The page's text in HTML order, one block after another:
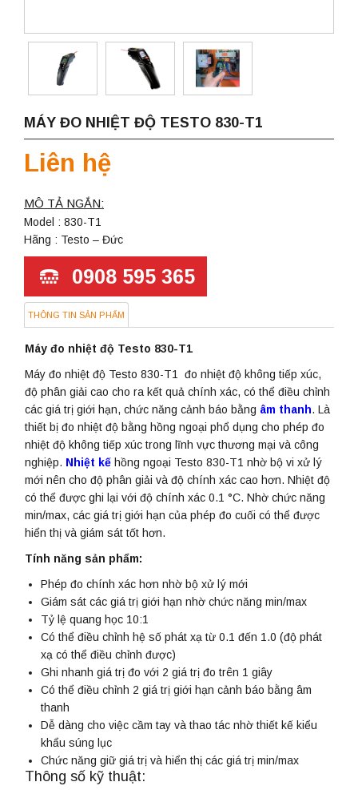
MÁY ĐO NHIỆT ĐỘ TESTO 830-T1
Liên hệ
MÔ TẢ NGẮN:
Model : 830-T1
Hãng : Testo – Đức
0908 595 365
THÔNG TIN SẢN PHẨM
Máy đo nhiệt độ Testo 830-T1
Máy đo nhiệt độ Testo 830-T1 đo nhiệt độ không tiếp xúc,
độ phân giải cao cho ra kết quả chính xác, có thể điều chỉnh
các giá trị giới hạn, chức năng cảnh báo bằng âm thanh. Là
thiết bị đo nhiệt độ bằng hồng ngoại phổ dụng cho phép đo
nhiệt độ không tiếp xúc trong lĩnh vực thương mại và công
nghiệp. Nhiệt kế hồng ngoại Testo 830-T1 nhờ bộ vi xử lý
mới nên cho độ phân giải và độ chính xác cao hơn. Nhiệt độ
có thể được ghi lại với độ chính xác 0.1 °C. Nhờ chức năng
min/max, các giá trị giới hạn của phép đo cuối có thể được
hiển thị và giám sát tốt hơn.
Tính năng sản phẩm:
Phép đo chính xác hơn nhờ bộ xử lý mới
Giám sát các giá trị giới hạn nhờ chức năng min/max
Tỷ lệ quang học 10:1
Có thể điều chỉnh hệ số phát xạ từ 0.1 đến 1.0 (độ phát
xạ có thể điều chỉnh được)
Ghi nhanh giá trị đo với 2 giá trị đo trên 1 giây
Có thể điều chỉnh 2 giá trị giới hạn cảnh báo bằng âm
thanh
Dễ dàng cho việc cầm tay và thao tác nhờ thiết kế kiểu
khẩu súng lục
Chức năng giữ giá trị và hiển thị các giá trị min/max
Thông số kỹ thuật: